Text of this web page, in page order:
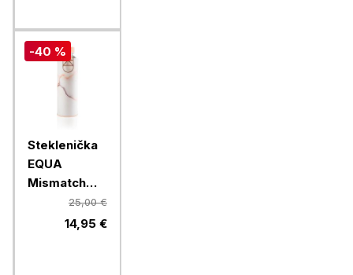
-40 %
Steklenička
EQUA
Mismatch
Lava, 750 ml
25,00 €
14,95 €